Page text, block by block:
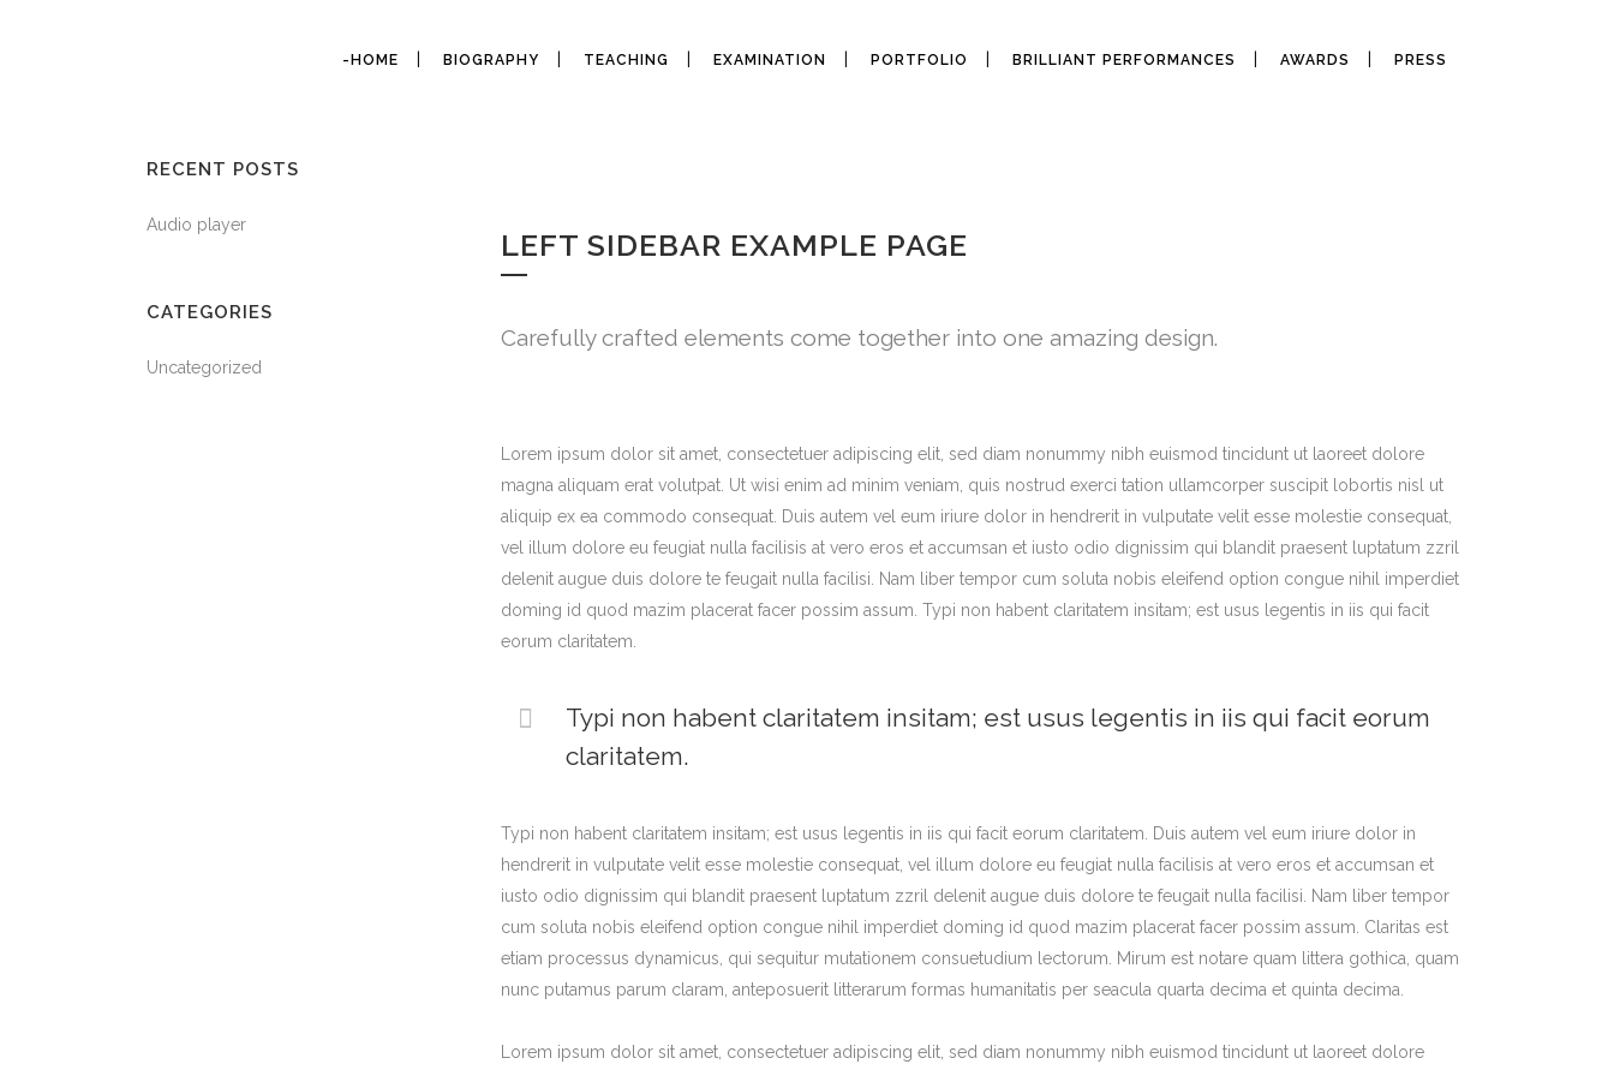
-HOME BIOGRAPHY TEACHING EXAMINATION PORTFOLIO BRILLIANT PERFORMANCES AWARDS PRESS
LEFT SIDEBAR
RECENT POSTS
Audio player
CATEGORIES
Uncategorized
LEFT SIDEBAR EXAMPLE PAGE
Carefully crafted elements come together into one amazing design.
Lorem ipsum dolor sit amet, consectetuer adipiscing elit, sed diam nonummy nibh euismod tincidunt ut laoreet dolore
magna aliquam erat volutpat. Ut wisi enim ad minim veniam, quis nostrud exerci tation ullamcorper suscipit lobortis nisl ut
aliquip ex ea commodo consequat. Duis autem vel eum iriure dolor in hendrerit in vulputate velit esse molestie consequat,
vel illum dolore eu feugiat nulla facilisis at vero eros et accumsan et iusto odio dignissim qui blandit praesent luptatum zzril
delenit augue duis dolore te feugait nulla facilisi. Nam liber tempor cum soluta nobis eleifend option congue nihil imperdiet
doming id quod mazim placerat facer possim assum. Typi non habent claritatem insitam; est usus legentis in iis qui facit
eorum claritatem.
Typi non habent claritatem insitam; est usus legentis in iis qui facit eorum
claritatem.
Typi non habent claritatem insitam; est usus legentis in iis qui facit eorum claritatem. Duis autem vel eum iriure dolor in
hendrerit in vulputate velit esse molestie consequat, vel illum dolore eu feugiat nulla facilisis at vero eros et accumsan et
iusto odio dignissim qui blandit praesent luptatum zzril delenit augue duis dolore te feugait nulla facilisi. Nam liber tempor
cum soluta nobis eleifend option congue nihil imperdiet doming id quod mazim placerat facer possim assum. Claritas est
etiam processus dynamicus, qui sequitur mutationem consuetudium lectorum. Mirum est notare quam littera gothica, quam
nunc putamus parum claram, anteposuerit litterarum formas humanitatis per seacula quarta decima et quinta decima.
Lorem ipsum dolor sit amet, consectetuer adipiscing elit, sed diam nonummy nibh euismod tincidunt ut laoreet dolore